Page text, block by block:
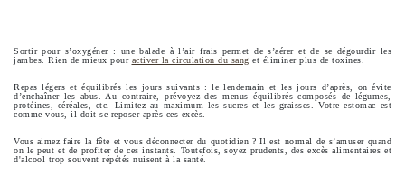
Sortir pour s’oxygéner : une balade à l’air frais permet de s’aérer et de se dégourdir les
jambes. Rien de mieux pour activer la circulation du sang et éliminer plus de toxines.
Repas légers et équilibrés les jours suivants : le lendemain et les jours d’après, on évite
d’enchaîner les abus. Au contraire, prévoyez des menus équilibrés composés de légumes,
protéines, céréales, etc. Limitez au maximum les sucres et les graisses. Votre estomac est
comme vous, il doit se reposer après ces excès.
Vous aimez faire la fête et vous déconnecter du quotidien ? Il est normal de s’amuser quand
on le peut et de profiter de ces instants. Toutefois, soyez prudents, des excès alimentaires et
d'alcool trop souvent répétés nuisent à la santé.